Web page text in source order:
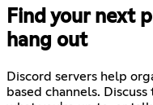
Find your next
hang out
Discord servers help
based channels.